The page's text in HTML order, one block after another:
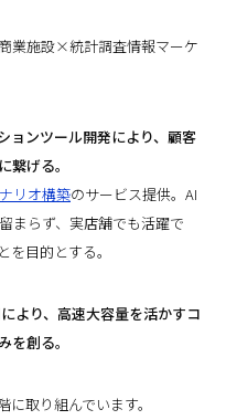
業施設×統計調査情報マーケ
ョンツール開発により、顧客
げる。
リオ構築のサービス提供。AI
まらず、実店舗でも活躍で
目的とする。
より、高速大容量を活かすコ
創る。
取り組んでいます。